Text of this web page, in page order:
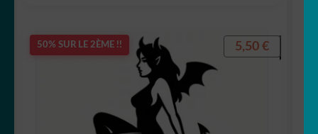
50% SUR LE 2ÈME !! 5,50 €